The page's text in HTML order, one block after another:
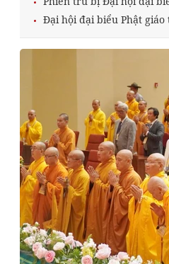
Đại hội đại biểu Phật